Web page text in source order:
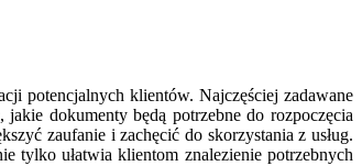
potencjalnych klientów. Najczęściej zadawane
dokumenty będą potrzebne do rozpoczęcia
zaufanie i zachęcić do skorzystania z usług.
tylko ułatwia klientom znalezienie potrzebnych